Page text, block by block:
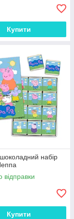
Купити
набір
відправки
Купити